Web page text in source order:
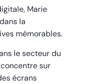
Marie
la
mémorables.
le secteur du
sur
écrans